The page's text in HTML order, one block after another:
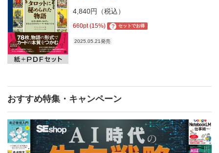
4,840円（税込）
660pt (15%) ? セットでお得
2025.05.21発売
おすすめ特集・キャンペーン